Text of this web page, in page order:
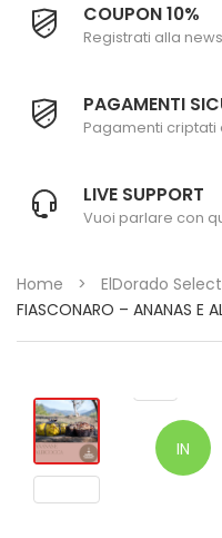
COUPON 10%
Registrati alla
PAGAMENTI
Pagamenti criptati
LIVE SUPPORT
Vuoi parlare con
Home > ElDorado
FIASCONARO – ANANAS E
IN